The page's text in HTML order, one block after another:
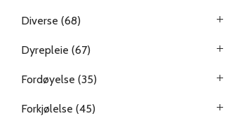
Diverse (68)
Dyrepleie (67)
Fordøyelse (35)
Forkjølelse (45)